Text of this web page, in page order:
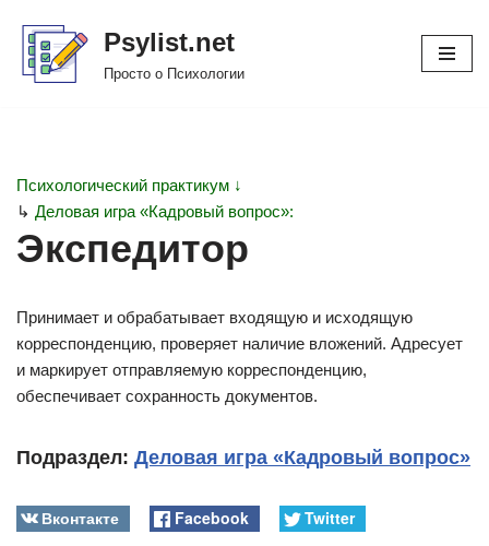
Перейти
Psylist.net
Просто о Психологии
Психологический практикум ↓
↳ Деловая игра «Кадровый вопрос»:
Экспедитор
Принимает и обрабатывает входящую и исходящую
корреспонденцию, проверяет наличие вложений. Адресует
и маркирует отправляемую корреспонденцию,
обеспечивает сохранность документов.
Подраздел: Деловая игра «Кадровый вопрос»
Вконтакте Facebook
Twitter